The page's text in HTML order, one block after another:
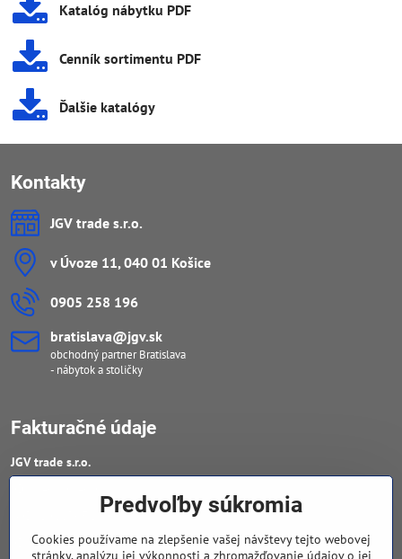
Katalóg nábytku PDF
Cenník sortimentu PDF
Ďalšie katalógy
Kontakty
JGV trade s​.r​.o​.
v Úvoze 11, 040 01 Košice
0905 258 196
bratislava​@jgv​.sk
obchodný partner Bratislava
- nábytok a stoličky
Fakturačné údaje
JGV trade s​.r​.o​.
DIČ : 20223652906
IČ DPH : SK 2023652906
Predvoľby súkromia
Cookies používame na zlepšenie vašej návštevy tejto webovej
stránky, analýzu jej výkonnosti a zhromažďovanie údajov o jej